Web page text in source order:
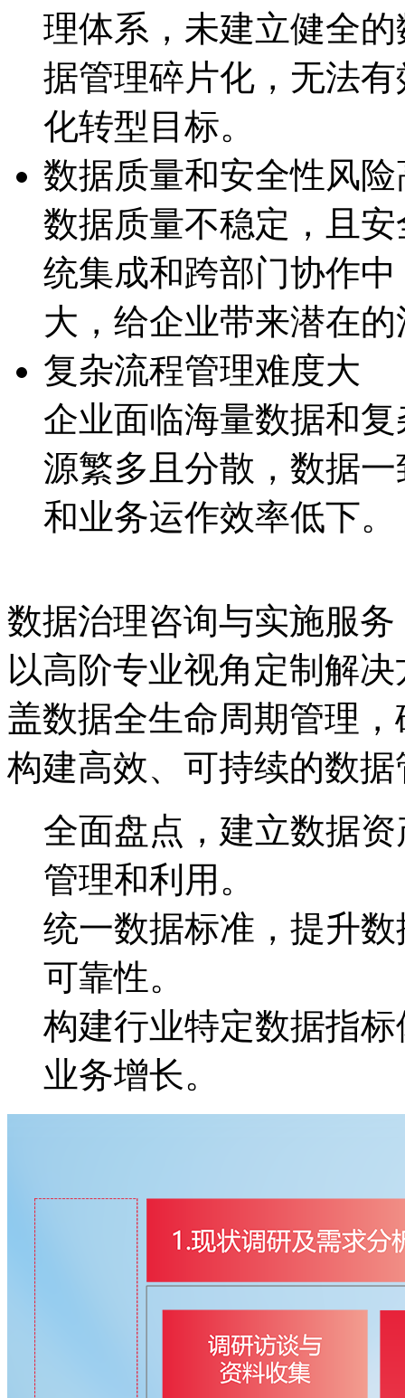
理体系，未建立健全
据管理碎片化，无
化转型目标。
数据质量和安全性风险
数据质量不稳定，且
统集成和跨部门协作中
大，给企业带来潜在
复杂流程管理难度大
企业面临海量数据和复
源繁多且分散，数据
和业务运作效率低下。
数据治理咨询与实施服务
以高阶专业视角定制解决方
盖数据全生命周期管理
构建高效、可持续的数
全面盘点，建立数据
管理和利用。
统一数据标准，提升
可靠性。
构建行业特定数据指标
业务增长。